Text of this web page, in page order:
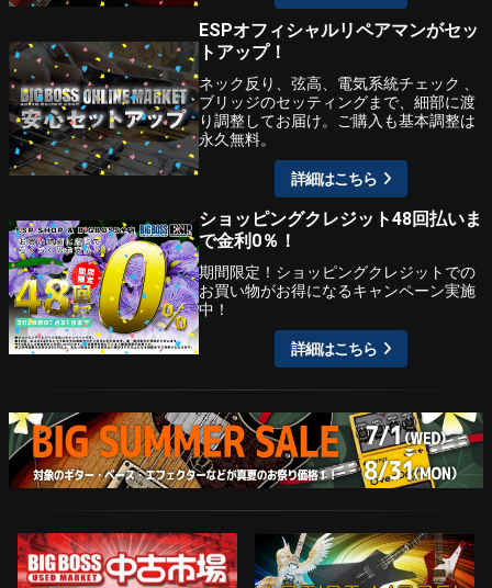
ESPオフィシャルリペアマンがセッ
トアップ！
ネック反り、弦高、電気系統チェック 、
ブリッジのセッティングまで、細部に渡
り調整してお届け。ご購入も基本調整は
永久無料。
詳細はこちら
ショッピングクレジット48回払いま
で金利0％！
期間限定！ショッピングクレジットでの
お買い物がお得になるキャンペーン実施
中！
詳細はこちら